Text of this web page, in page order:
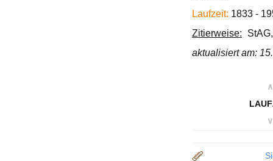
Laufzeit: 1833 -
Zitierweise:
aktualisiert am:
∧
∨